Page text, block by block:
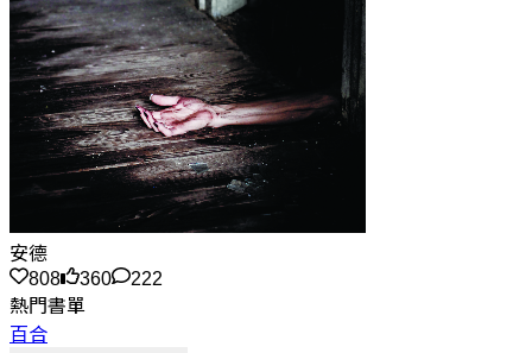
安德
808
360
222
熱門書單
百合